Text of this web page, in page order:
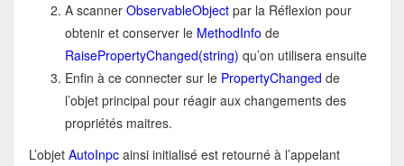
A scanner ObservableObjectpar la Réflexion pour
obtenir et conserver le MethodInfo de
RaisePropertyChanged(string) qu’on utilisera ensuite
Enfin à ce connecter sur le PropertyChanged de
l’objet principal pour réagir aux changements des
propriétés maitres.
L’objet AutoInpcainsi initialisé est retourné à l’appelant